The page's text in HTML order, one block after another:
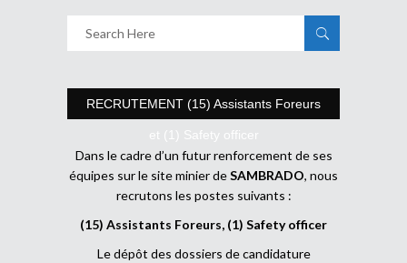
RECRUTEMENT (15) Assistants Foreurs
et (1) Safety officer
Dans le cadre d’un futur renforcement de ses
équipes sur le site minier deSAMBRADO, nous
recrutons les postes suivants :
(15) Assistants Foreurs, (1) Safety officer
Le dépôt des dossiers de candidature